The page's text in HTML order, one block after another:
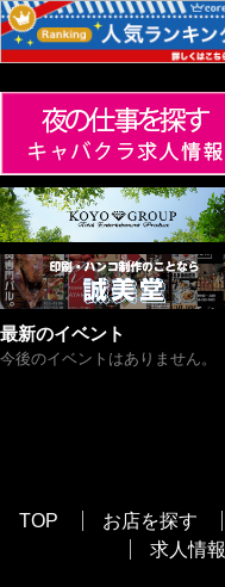
最新のイベント
今後のイベントはありません。
TOP お店を探す
求人情報